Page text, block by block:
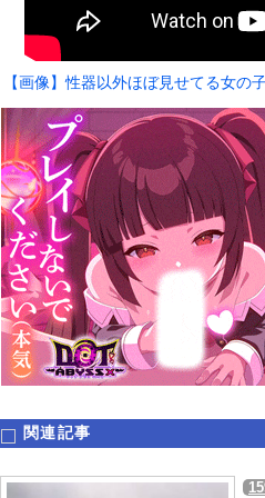
【画像】伊藤舞雪とかいうＡＶ女優ｗｗｗ
【緊急】肛門にスティックのり入れたけど
お知らせ
Powered by livedoor 相互RSS
このページは1000mgが管理していま
示されません。
【画像】性器以外ほぼ見せてる女の
関連記事